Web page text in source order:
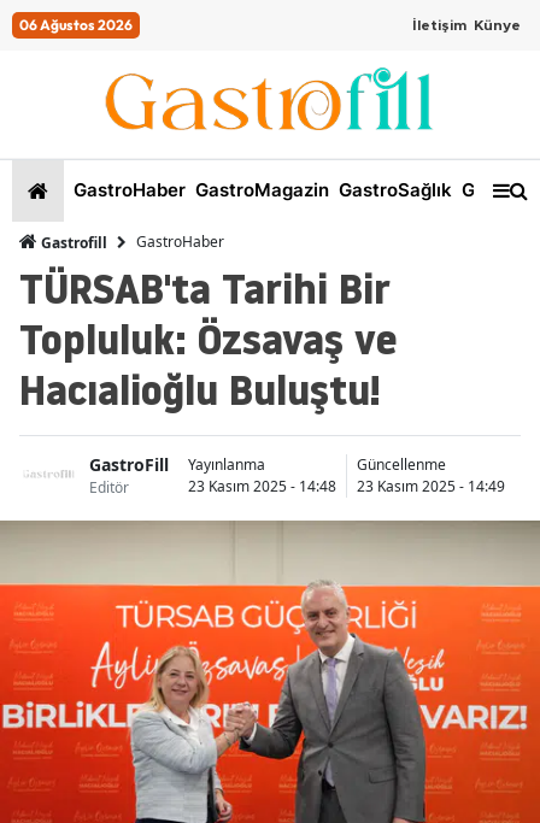
06 Ağustos 2026 İletişim Künye
GastroHaber GastroMagazin GastroSağlık
Gastrofill GastroHaber
TÜRSAB'ta Tarihi Bir
Topluluk: Özsavaş ve
Hacıalioğlu Buluştu!
GastroFill
Editör
Yayınlanma
23 Kasım 2025 - 14:48
Güncellenme
23 Kasım 2025 - 14:49